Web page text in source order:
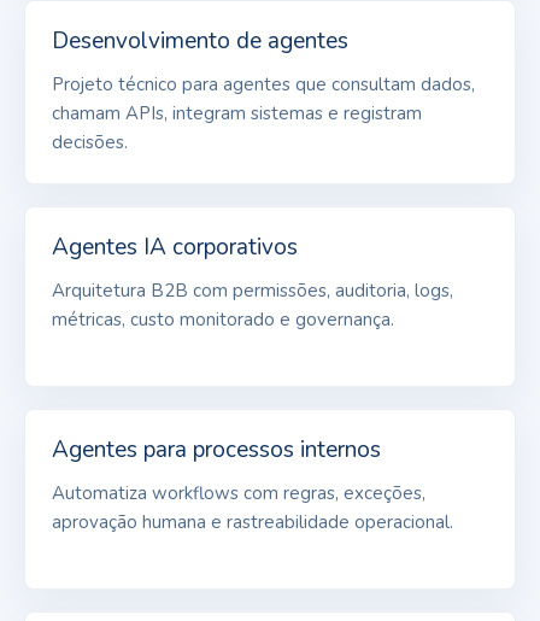
Desenvolvimento de agentes
Projeto técnico para agentes que consultam dados,
chamam APIs, integram sistemas e registram
decisões.
Agentes IA corporativos
Arquitetura B2B com permissões, auditoria, logs,
métricas, custo monitorado e governança.
Agentes para processos internos
Automatiza workflows com regras, exceções,
aprovação humana e rastreabilidade operacional.